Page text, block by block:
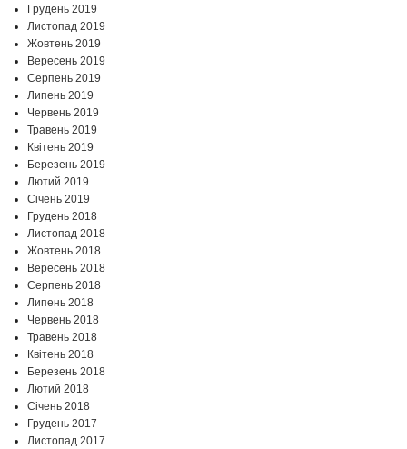
Грудень 2019
Листопад 2019
Жовтень 2019
Вересень 2019
Серпень 2019
Липень 2019
Червень 2019
Травень 2019
Квітень 2019
Березень 2019
Лютий 2019
Січень 2019
Грудень 2018
Листопад 2018
Жовтень 2018
Вересень 2018
Серпень 2018
Липень 2018
Червень 2018
Травень 2018
Квітень 2018
Березень 2018
Лютий 2018
Січень 2018
Грудень 2017
Листопад 2017